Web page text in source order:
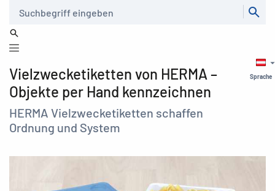
Sprache
Vielzwecketiketten von HERMA –
Objekte per Hand kennzeichnen
HERMA Vielzwecketiketten schaffen
Ordnung und System